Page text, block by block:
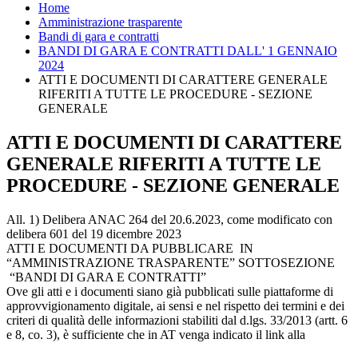
Home
Amministrazione trasparente
Bandi di gara e contratti
BANDI DI GARA E CONTRATTI DALL' 1 GENNAIO
2024
ATTI E DOCUMENTI DI CARATTERE GENERALE
RIFERITI A TUTTE LE PROCEDURE - SEZIONE
GENERALE
ATTI E DOCUMENTI DI CARATTERE
GENERALE RIFERITI A TUTTE LE
PROCEDURE - SEZIONE GENERALE
All. 1) Delibera ANAC 264 del 20.6.2023, come modificato con
delibera 601 del 19 dicembre 2023
ATTI E DOCUMENTI DA PUBBLICARE IN
“AMMINISTRAZIONE TRASPARENTE” SOTTOSEZIONE
“BANDI DI GARA E CONTRATTI”
Ove gli atti e i documenti siano già pubblicati sulle piattaforme di
approvvigionamento digitale, ai sensi e nel rispetto dei termini e dei
criteri di qualità delle informazioni stabiliti dal d.lgs. 33/2013 (artt. 6
e 8, co. 3), è sufficiente che in AT venga indicato il link alla